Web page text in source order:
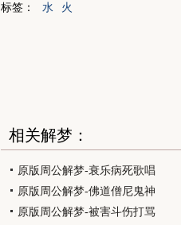
标签： 水 火
相关解梦：
原版周公解梦-衰乐病死歌唱
原版周公解梦-佛道僧尼鬼神
原版周公解梦-被害斗伤打骂